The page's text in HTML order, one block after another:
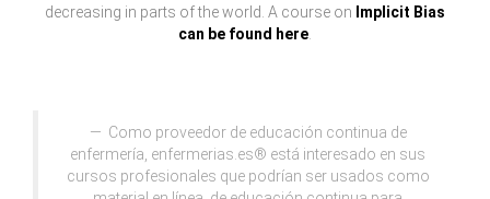
decreasing in parts of the world. A course on Implicit Bias
can be found here
Como proveedor de educación continua de
enfermería, enfermerias.es® está interesado en sus
cursos profesionales que podrían ser usados como